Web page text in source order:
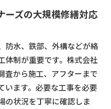
ーズの大規模修繕対応
防水、鉄部、外構などが絡
体制が重要です。株式会社
査から施工、アフターまで
います。必要な工事を必要
の状況を丁寧に確認しま